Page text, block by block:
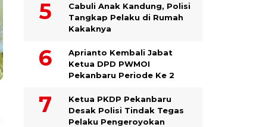
Cabuli Anak Kandung, Polisi
Tangkap Pelaku di Rumah
Kakaknya
Aprianto Kembali Jabat
Ketua DPD PWMOI
Pekanbaru Periode Ke 2
Ketua PKDP Pekanbaru
Desak Polisi Tindak Tegas
Pelaku Pengeroyokan